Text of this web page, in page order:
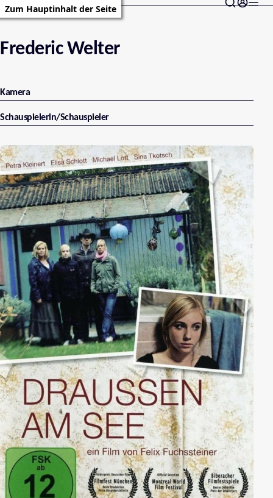
Zum Hauptinhalt der Seite
Frederic Welter
Kamera
Schauspielerin/Schauspieler